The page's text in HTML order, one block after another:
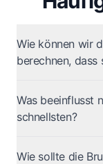
Wie können wir
berechnen, dass
Was beeinflusst
schnellsten?
Wie sollte die